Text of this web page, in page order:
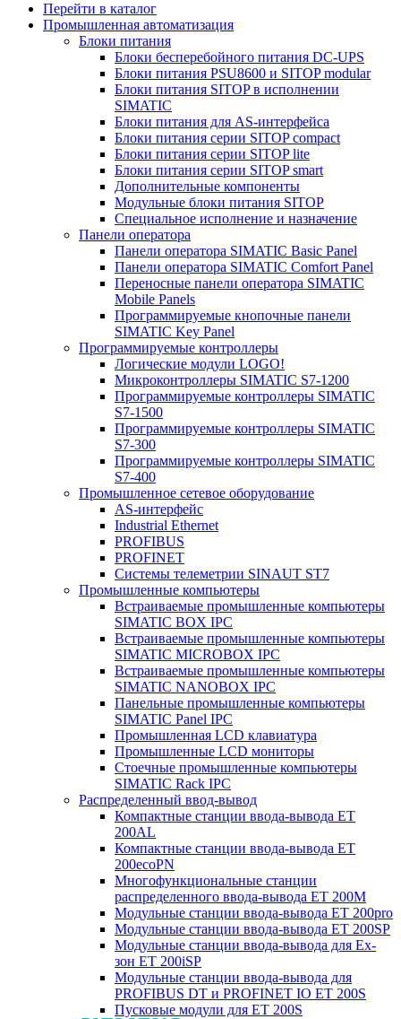
Перейти в каталог
Промышленная автоматизация
Блоки питания
Блоки бесперебойного питания DC-UPS
Блоки питания PSU8600 и SITOP modular
Блоки питания SITOP в исполнении
SIMATIC
Блоки питания для AS-интерфейса
Блоки питания серии SITOP compact
Блоки питания серии SITOP lite
Блоки питания серии SITOP smart
Дополнительные компоненты
Модульные блоки питания SITOP
Специальное исполнение и назначение
Панели оператора
Панели оператора SIMATIC Basic Panel
Панели оператора SIMATIC Comfort Panel
Переносные панели оператора SIMATIC
Mobile Panels
Программируемые кнопочные панели
SIMATIC Key Panel
Программируемые контроллеры
Логические модули LOGO!
Микроконтроллеры SIMATIC S7-1200
Программируемые контроллеры SIMATIC
S7-1500
Программируемые контроллеры SIMATIC
S7-300
Программируемые контроллеры SIMATIC
S7-400
Промышленное сетевое оборудование
AS-интерфейс
Industrial Ethernet
PROFIBUS
PROFINET
Системы телеметрии SINAUT ST7
Промышленные компьютеры
Встраиваемые промышленные компьютеры
SIMATIC BOX IPC
Встраиваемые промышленные компьютеры
SIMATIC MICROBOX IPC
Встраиваемые промышленные компьютеры
SIMATIC NANOBOX IPC
Панельные промышленные компьютеры
SIMATIC Panel IPC
Промышленная LCD клавиатура
Промышленные LCD мониторы
Стоечные промышленные компьютеры
SIMATIC Rack IPC
Распределенный ввод-вывод
Компактные станции ввода-вывода ET
200AL
Компактные станции ввода-вывода ET
200ecoPN
Многофункциональные станции
распределенного ввода-вывода ET 200M
Модульные станции ввода-вывода ET 200pro
Модульные станции ввода-вывода ET 200SP
Модульные станции ввода-вывода для Ex-
зон ET 200iSP
Модульные станции ввода-вывода для
PROFIBUS DT и PROFINET IO ET 200S
Пусковые модули для ET 200S